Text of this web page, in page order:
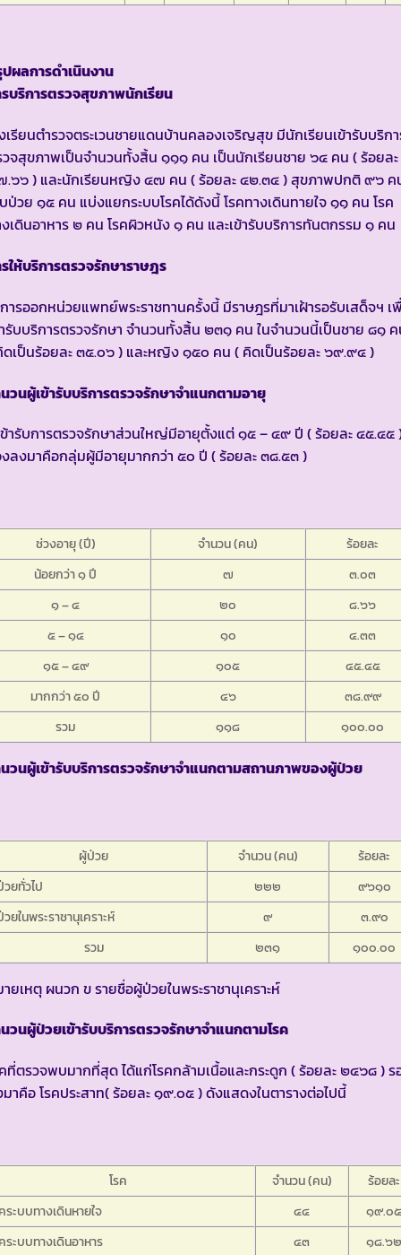
ผลการดำเนินงาน
บริการตรวจสุขภาพนักเรียน
เรียนตำรวจตระเวนชายแดนบ้านคลองเจริญสุข มีนักเรียนเข้ารับบริก
จสุขภาพเป็นจำนวนทั้งสิ้น ๑๑๑ คน เป็นนักเรียนชาย ๖๔ คน ( ร้อยละ
๖๖ ) และนักเรียนหญิง ๔๗ คน ( ร้อยละ ๔๒.๓๔ ) สุขภาพปกติ ๙๖ ค
ป่วย ๑๕ คน แบ่งแยกระบบโรคได้ดังนี้ โรคทางเดินทายใจ ๑๑ คน โรค
เดินอาหาร ๒ คน โรคผิวหนัง ๑ คน และเข้ารับบริการทันตกรรม ๑ คน
ให้บริการตรวจรักษาราษฎร
ารออกหน่วยแพทย์พระราชทานครั้งนี้ มีราษฎรที่มาเฝ้ารอรับเสด็จฯ เ
รับบริการตรวจรักษา จำนวนทั้งสิ้น ๒๓๑ คน ในจำนวนนี้เป็นชาย ๘๑
เป็นร้อยละ ๓๕.๐๖ ) และหญิง ๑๕๐ คน ( คิดเป็นร้อยละ ๖๙.๙๔ )
วนผู้เข้ารับบริการตรวจรักษาจำแนกตามอายุ
ารับการตรวจรักษาส่วนใหญ่มีอายุตั้งแต่ ๑๕ – ๔๙ ปี ( ร้อยละ ๔๕.๔๕
ลงมาคือกลุ่มผู้มีอายุมากกว่า ๕๐ ปี ( ร้อยละ ๓๘.๕๓ )
ช่วงอายุ (ปี) จำนวน (คน)
ร้อยละ
น้อยกว่า ๑ ปี
๗
๓.๐๓
๑ – ๔
๒๐
๘.๖๖
๕ – ๑๔
๑๐
๔.๓๓
๑๕ – ๔๙
๑๐๕
๔๕.๔๕
มากกว่า ๕๐ ปี
๔๖
๓๘.๙๙
รวม
๑๑๘ ๑๐๐.๐๐
วนผู้เข้ารับบริการตรวจรักษาจำแนกตามสถานภาพของผู้ป่วย
ผู้ป่วย จำนวน (คน)
ร้อยละ
ยทั่วไป
๒๒๒
๙๖๑๐
ยในพระราชานุเคราะห์
๙
๓.๙๐
รวม
๒๓๑ ๑๐๐.๐๐
ยเหตุ ผนวก ข รายชื่อผู้ป่วยในพระราชานุเคราะห์
วนผู้ป่วยเข้ารับบริการตรวจรักษาจำแนกตามโรค
ที่ตรวจพบมากที่สุด ได้แก่โรคกล้ามเนื้อและกระดูก ( ร้อยละ ๒๔๖๘ ) ร
าคือ โรคประสาท( ร้อยละ ๑๙.๐๕ ) ดังแสดงในตารางต่อไปนี้
โรค จำนวน (คน)
ร้อยละ
ระบบทางเดินหายใจ
๔๔
๑๙.๐
ระบบทางเดินอาหาร
๔๓ ๑๘.๖